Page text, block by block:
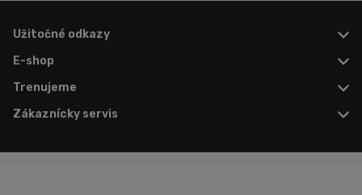
Užitočné odkazy
E-shop
Trenujeme
Zákaznícky servis